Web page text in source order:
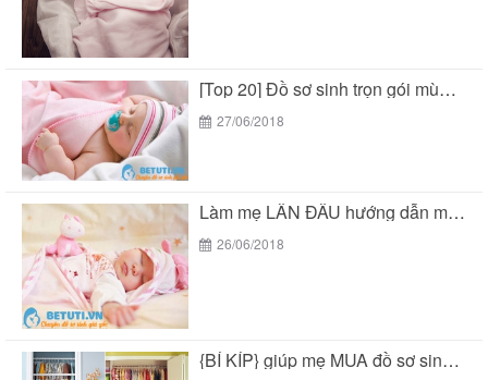
[Top 20] Đồ sơ sinh trọn gói mùa hè...
27/06/2018
Làm mẹ LẦN ĐẦU hướng dẫn mua “đồ sơ...
26/06/2018
{BÍ KÍP} giúp mẹ MUA đồ sơ sinh trọn...